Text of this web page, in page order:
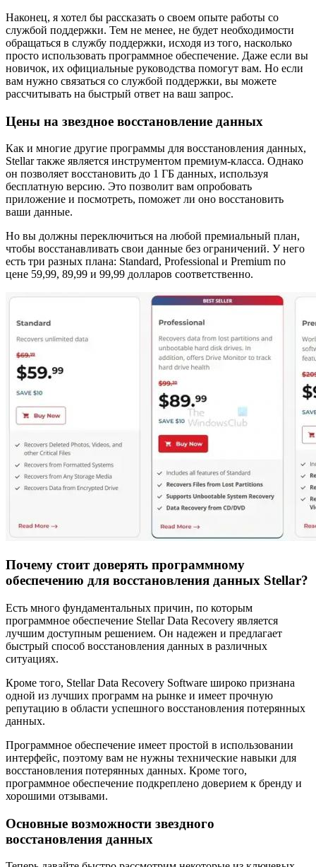
Наконец, я хотел бы рассказать о своем опыте работы со
службой поддержки. Тем не менее, не будет необходимости
обращаться в службу поддержки, исходя из того, насколько
просто использовать программное обеспечение. Даже если вы
новичок, их официальные руководства помогут вам. Но если
вам нужно связаться со службой поддержки, вы можете
рассчитывать на быстрый ответ на ваш запрос.
Цены на звездное восстановление данных
Как и многие другие программы для восстановления данных,
Stellar также является инструментом премиум-класса. Однако
он позволяет восстановить до 1 ГБ данных, используя
бесплатную версию. Это позволит вам опробовать
приложение и посмотреть, поможет ли оно восстановить
ваши данные.
Но вы должны переключиться на любой премиальный план,
чтобы восстанавливать свои данные без ограничений. У него
есть три разных плана: Standard, Professional и Premium по
цене 59,99, 89,99 и 99,99 долларов соответственно.
Почему стоит доверять программному
обеспечению для восстановления данных Stellar?
Есть много фундаментальных причин, по которым
программное обеспечение Stellar Data Recovery является
лучшим доступным решением. Он надежен и предлагает
быстрый способ восстановления данных в различных
ситуациях.
Кроме того, Stellar Data Recovery Software широко признана
одной из лучших программ на рынке и имеет прочную
репутацию в области успешного восстановления потерянных
данных.
Программное обеспечение имеет простой в использовании
интерфейс, поэтому вам не нужны технические навыки для
восстановления потерянных данных. Кроме того,
программное обеспечение подкреплено доверием к бренду и
хорошими отзывами.
Основные возможности звездного
восстановления данных